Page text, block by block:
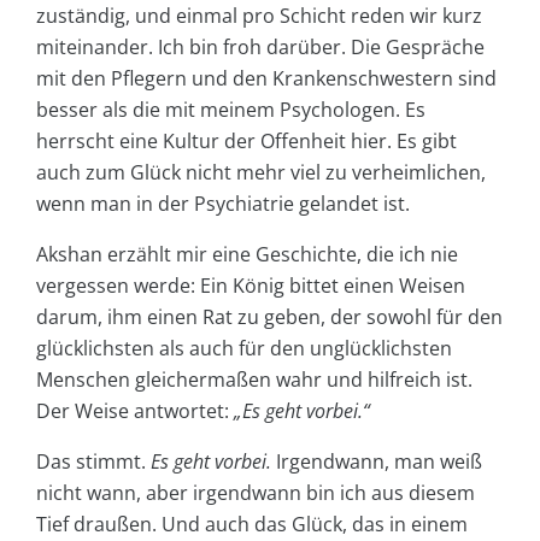
zuständig, und einmal pro Schicht reden wir kurz
miteinander. Ich bin froh darüber. Die Gespräche
mit den Pflegern und den Krankenschwestern sind
besser als die mit meinem Psychologen. Es
herrscht eine Kultur der Offenheit hier. Es gibt
auch zum Glück nicht mehr viel zu verheimlichen,
wenn man in der Psychiatrie gelandet ist.
Akshan erzählt mir eine Geschichte, die ich nie
vergessen werde: Ein König bittet einen Weisen
darum, ihm einen Rat zu geben, der sowohl für den
glücklichsten als auch für den unglücklichsten
Menschen gleichermaßen wahr und hilfreich ist.
Der Weise antwortet:„Es geht vorbei.“
Das stimmt. Es geht vorbei. Irgendwann, man weiß
nicht wann, aber irgendwann bin ich aus diesem
Tief draußen. Und auch das Glück, das in einem